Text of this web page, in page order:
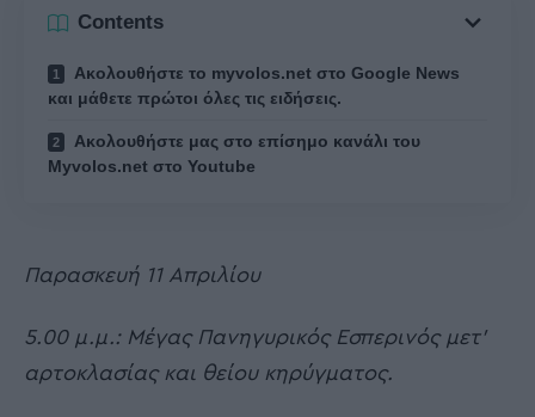
Contents
Ακολουθήστε το myvolos.net στο Google News
και μάθετε πρώτοι όλες τις ειδήσεις.
Ακολουθήστε μας στο επίσημο κανάλι του
Myvolos.net στο Youtube
Παρασκευή 11 Απριλίου
5.00 μ.μ.: Μέγας Πανηγυρικός Εσπερινός μετ’
αρτοκλασίας και θείου κηρύγματος.